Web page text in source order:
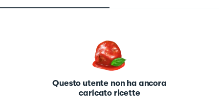
Questo utente non ha ancora
caricato ricette